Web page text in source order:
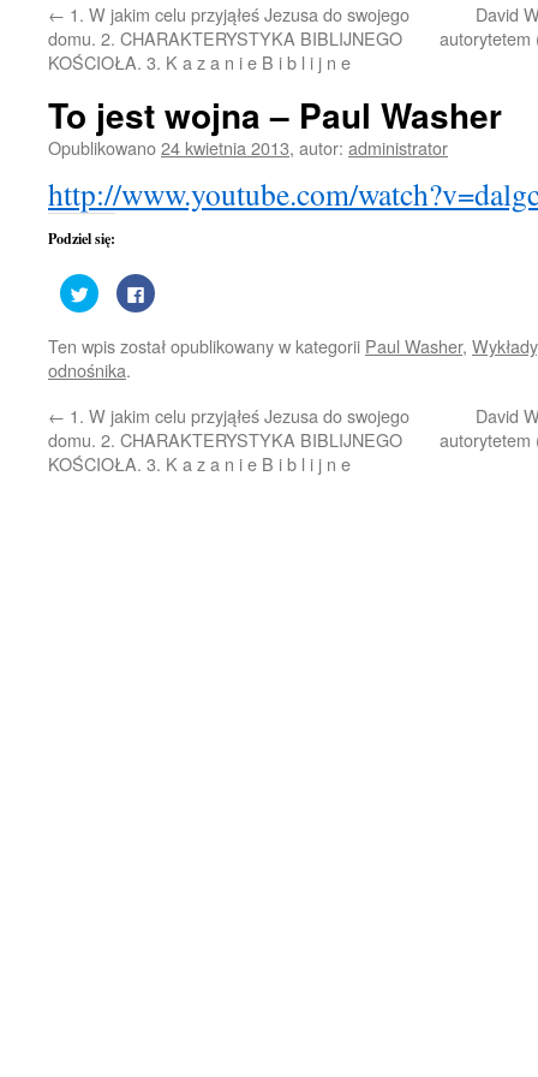
treści
← 1. W jakim celu przyjąłeś Jezusa do swojego
domu. 2. CHARAKTERYSTYKA BIBLIJNEGO
KOŚCIOŁA. 3. K a z a n i e B i b l i j n e
David
autorytetem
To jest wojna – Paul Washer
Opublikowano24 kwietnia 2013, autor: administrator
http://www.youtube.com/
Podziel się:
Udostępnij
na
Twitterze(Otwiera
w
nowym
oknie)
Kliknij,
aby
Facebooku(Otwiera
Ten wpis został opublikowany w kategorii Paul Washer, Wykłady
odnośnika.
← 1. W jakim celu przyjąłeś Jezusa do swojego
domu. 2. CHARAKTERYSTYKA BIBLIJNEGO
KOŚCIOŁA. 3. K a z a n i e B i b l i j n e
David
autorytetem